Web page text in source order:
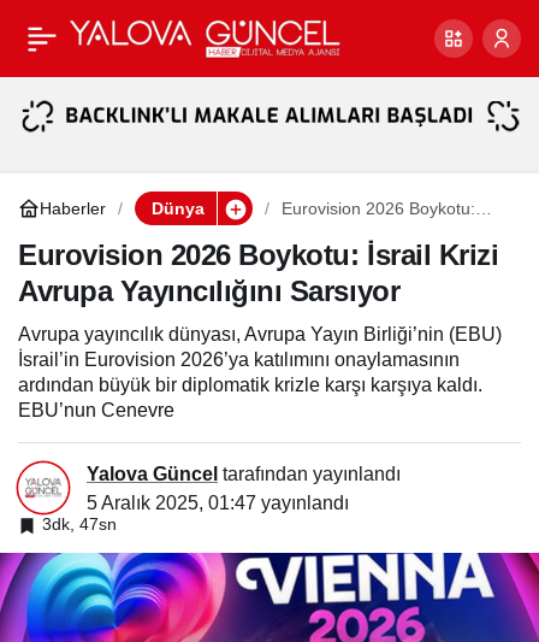
Haberler Dünya
Eurovision 2026 Boykotu:
Yayıncılığını Sarsıyor
Eurovision 2026 Boykotu: İsrail Krizi
Avrupa Yayıncılığını Sarsıyor
Avrupa yayıncılık dünyası, Avrupa Yayın Birliği’nin (EBU)
İsrail’in Eurovision 2026’ya katılımını onaylamasının
ardından büyük bir diplomatik krizle karşı karşıya kaldı.
EBU’nun Cenevre
Yalova Güncel tarafından yayınlandı
5 Aralık 2025, 01:47 yayınlandı
3dk, 47sn
3I/Atlas: Uzay Biliminin
Çözülmemiş Gizemi
Paylaş